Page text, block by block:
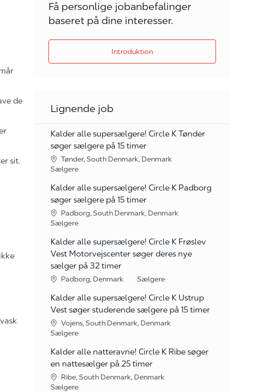
de
sit.
Få personlige jobanbefalinger
baseret på dine interesser.
Introduktion
Lignende job
Kalder alle supersælgere! Circle K Tønder
søger sælgere på 15 timer
Lokation
Tønder, South Denmark, Denmark
kategori
Sælgere
Kalder alle supersælgere! Circle K Padborg
søger sælgere på 15 timer
Lokation
Padborg, South Denmark, Denmark
kategori
Sælgere
Kalder alle supersælgere! Circle K Frøslev
Vest Motorvejscenter søger deres nye
sælger på 32 timer
Lokation
Padborg, Denmark kategori
Sælgere
Kalder alle supersælgere! Circle K Ustrup
Vest søger studerende sælgere på 15 timer
Lokation
Vojens, South Denmark, Denmark
kategori
Sælgere
Kalder alle natteravne! Circle K Ribe søger
en nattesælger på 25 timer
Lokation
Ribe, South Denmark, Denmark
kategori
Sælgere